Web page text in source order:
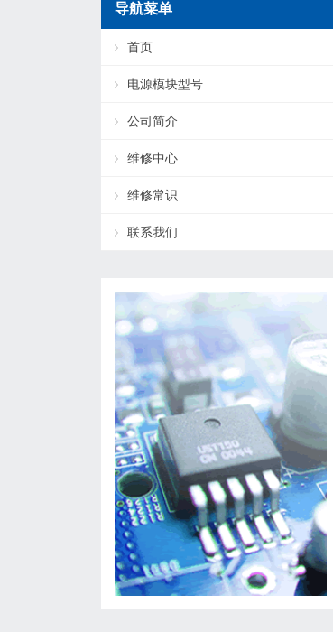
导航菜单
首页
电源模块型号
公司简介
维修中心
维修常识
联系我们